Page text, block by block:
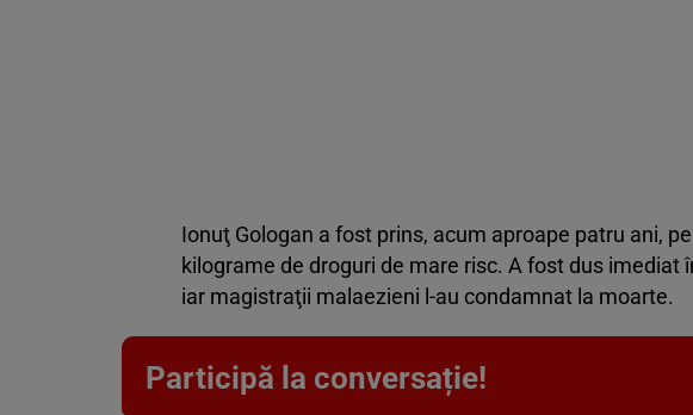
Ionuţ Gologan a fost prins, acum aproape patru ani,
kilograme de droguri de mare risc. A fost dus imediat
iar magistraţii malaezieni l-au condamnat la moarte.
Participă la conversație!